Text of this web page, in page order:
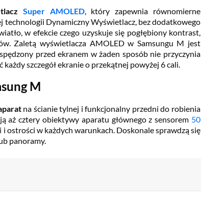
Super AMOLED, który zapewnia równomierne
technologii Dynamiczny Wyświetlacz, bez dodatkowego
w efekcie czego uzyskuje się pogłębiony kontrast,
Zaletą wyświetlacza AMOLED w Samsungu M jest
przed ekranem w żaden sposób nie przyczynia
szczegół ekranie o przekątnej powyżej 6 cali.
M
na ścianie tylnej i funkcjonalny przedni do robienia
aż cztery obiektywy aparatu głównego z sensorem 50
i ostrości w każdych warunkach. Doskonale sprawdzą się
panoramy.